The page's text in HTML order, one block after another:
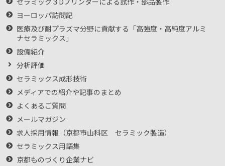
ヨーロッパ訪問記
医療及び耐プラズマ分野に貢献する「高強度・高純度アルミ
ナセラミックス」
設備紹介
分析評価
セラミックス成形技術
メディアでの紹介や記事のまとめ
よくあるご質問
メールマガジン
求人採用情報（京都市山科区 セラミック製造）
セラミックス用語集
京都ものづくり企業ナビ